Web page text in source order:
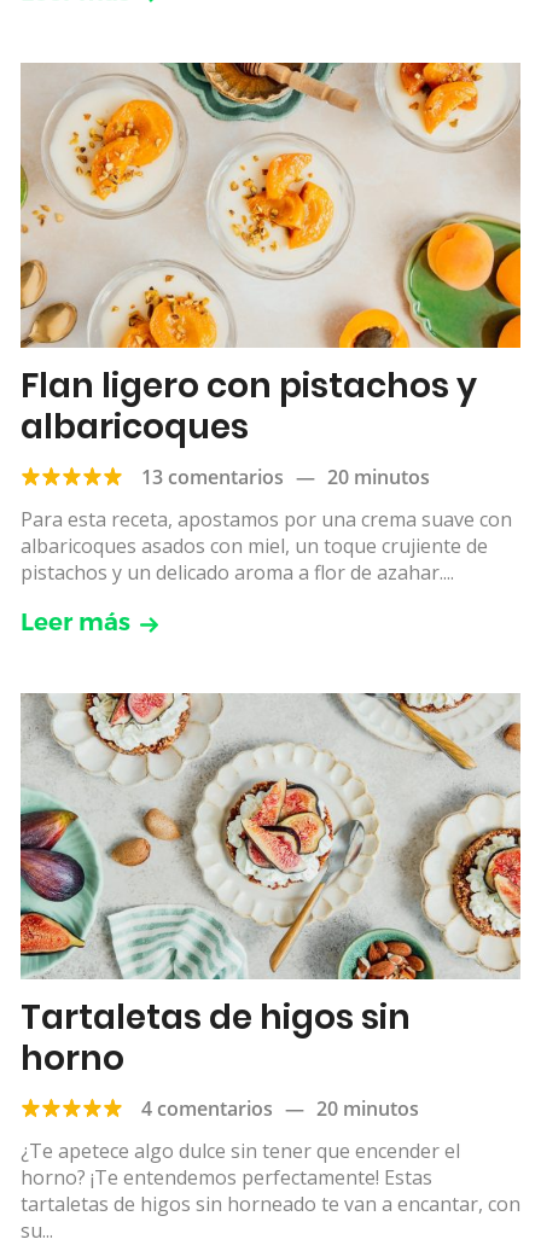
Flan ligero con pistachos y
albaricoques
13 comentarios — 20 minutos
Para esta receta, apostamos por una crema suave con
albaricoques asados con miel, un toque crujiente de
pistachos y un delicado aroma a flor de azahar....
Leer más
Tartaletas de higos sin
horno
4 comentarios — 20 minutos
¿Te apetece algo dulce sin tener que encender el
horno? ¡Te entendemos perfectamente! Estas
tartaletas de higos sin horneado te van a encantar, con
su...